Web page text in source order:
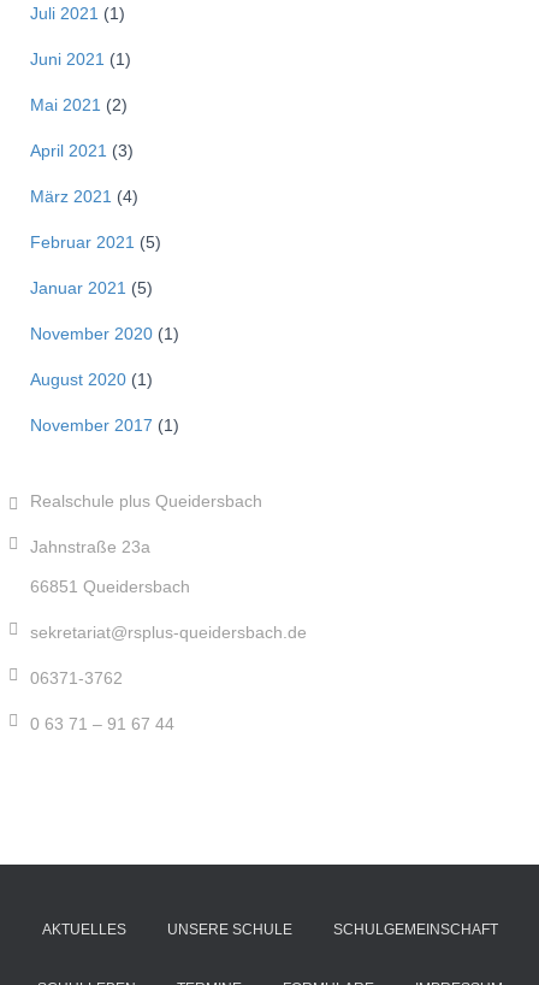
Juli 2021 (1)
Juni 2021 (1)
Mai 2021 (2)
April 2021 (3)
März 2021 (4)
Februar 2021 (5)
Januar 2021 (5)
November 2020 (1)
August 2020 (1)
November 2017 (1)
Realschule plus Queidersbach
Jahnstraße 23a
66851 Queidersbach
sekretariat@rsplus-queidersbach.de
06371-3762
0 63 71 – 91 67 44
AKTUELLES UNSERE SCHULE SCHULGEMEINSCHAFT